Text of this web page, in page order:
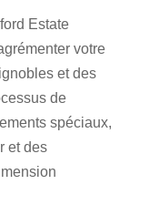
Estate
votre
et des
de
spéciaux,
et des